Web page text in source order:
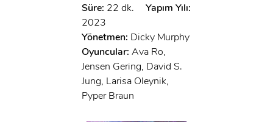
Süre: 22 dk.
Yapım Yılı:
2023
Yönetmen: Dicky Murphy
Oyuncular: Ava Ro,
Jensen Gering, David S.
Jung, Larisa Oleynik,
Pyper Braun